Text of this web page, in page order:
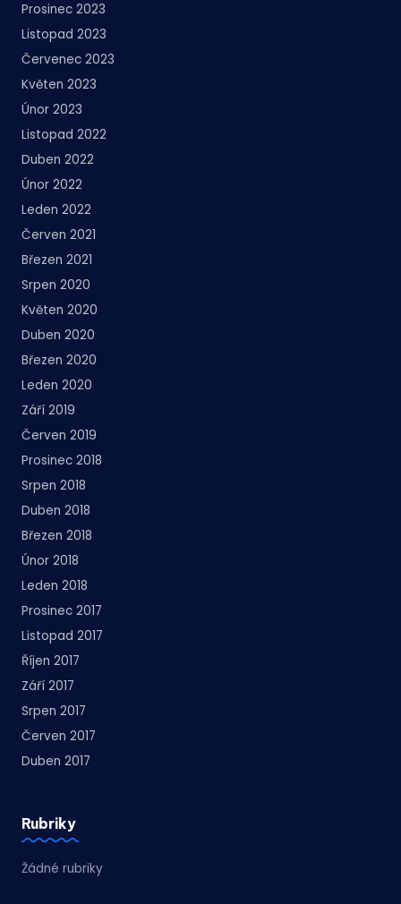
Prosinec 2023
Listopad 2023
Červenec 2023
Květen 2023
Únor 2023
Listopad 2022
Duben 2022
Únor 2022
Leden 2022
Červen 2021
Březen 2021
Srpen 2020
Květen 2020
Duben 2020
Březen 2020
Leden 2020
Září 2019
Červen 2019
Prosinec 2018
Srpen 2018
Duben 2018
Březen 2018
Únor 2018
Leden 2018
Prosinec 2017
Listopad 2017
Říjen 2017
Září 2017
Srpen 2017
Červen 2017
Duben 2017
Rubriky
Žádné rubriky